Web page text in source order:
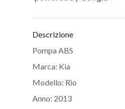
Descrizione
Pompa ABS
Marca: Kia
Modello: Rio
Anno: 2013